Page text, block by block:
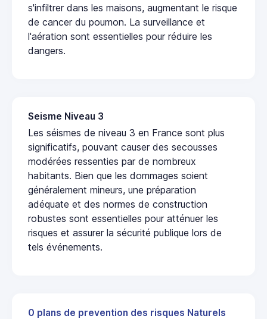
s'infiltrer dans les maisons, augmentant le risque
de cancer du poumon. La surveillance et
l'aération sont essentielles pour réduire les
dangers.
Seisme Niveau 3
Les séismes de niveau 3 en France sont plus
significatifs, pouvant causer des secousses
modérées ressenties par de nombreux
habitants. Bien que les dommages soient
généralement mineurs, une préparation
adéquate et des normes de construction
robustes sont essentielles pour atténuer les
risques et assurer la sécurité publique lors de
tels événements.
0 plans de prevention des risques Naturels